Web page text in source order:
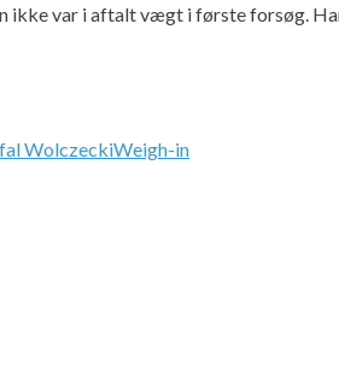
ikke var i aftalt vægt i første forsøg.
WolczeckiWeigh-in